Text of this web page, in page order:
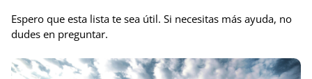
Espero que esta lista te sea útil. Si necesitas más ayuda, no
dudes en preguntar.